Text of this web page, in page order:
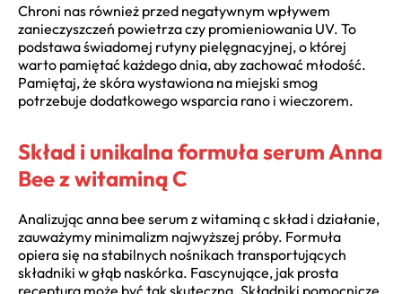
Chroni nas również przed negatywnym wpływem
zanieczyszczeń powietrza czy promieniowania UV. To
podstawa świadomej rutyny pielęgnacyjnej, o której
warto pamiętać każdego dnia, aby zachować młodość.
Pamiętaj, że skóra wystawiona na miejski smog
potrzebuje dodatkowego wsparcia rano i wieczorem.
Skład i unikalna formuła serum Anna
Bee z witaminą C
Analizując anna bee serum z witaminą c skład i działanie,
zauważymy minimalizm najwyższej próby. Formuła
opiera się na stabilnych nośnikach transportujących
składniki w głąb naskórka. Fascynujące, jak prosta
receptura może być tak skuteczna. Składniki pomocnicze,